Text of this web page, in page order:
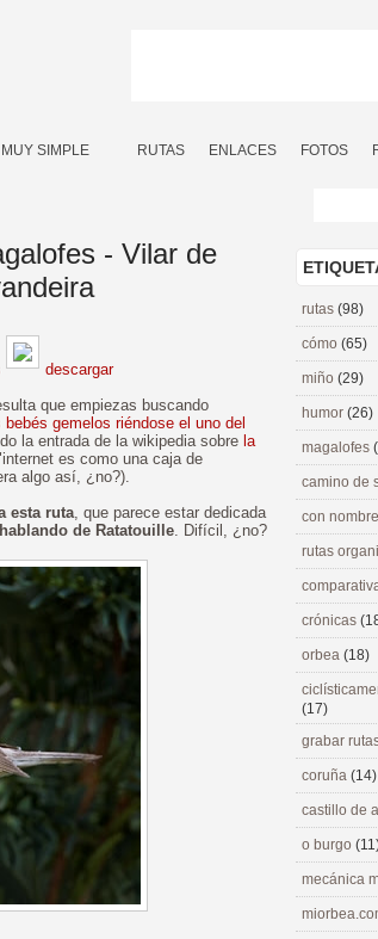
SIMPLE RUTAS ENLACES FOTOS
- Vilar de
descargar
que empiezas buscando
bebés gemelos riéndose el uno del
la entrada de la wikipedia sobre la
es como una caja de
algo así, ¿no?).
esta ruta, que parece estar dedicada
de Ratatouille. Difícil, ¿no?
rutas (98)
cómo (65)
miño (29)
humor (26)
magalofes
camino de
con
rutas
crónicas
orbea (18)
(17)
grabar
coruña (14)
castillo de
o burgo
mecánica